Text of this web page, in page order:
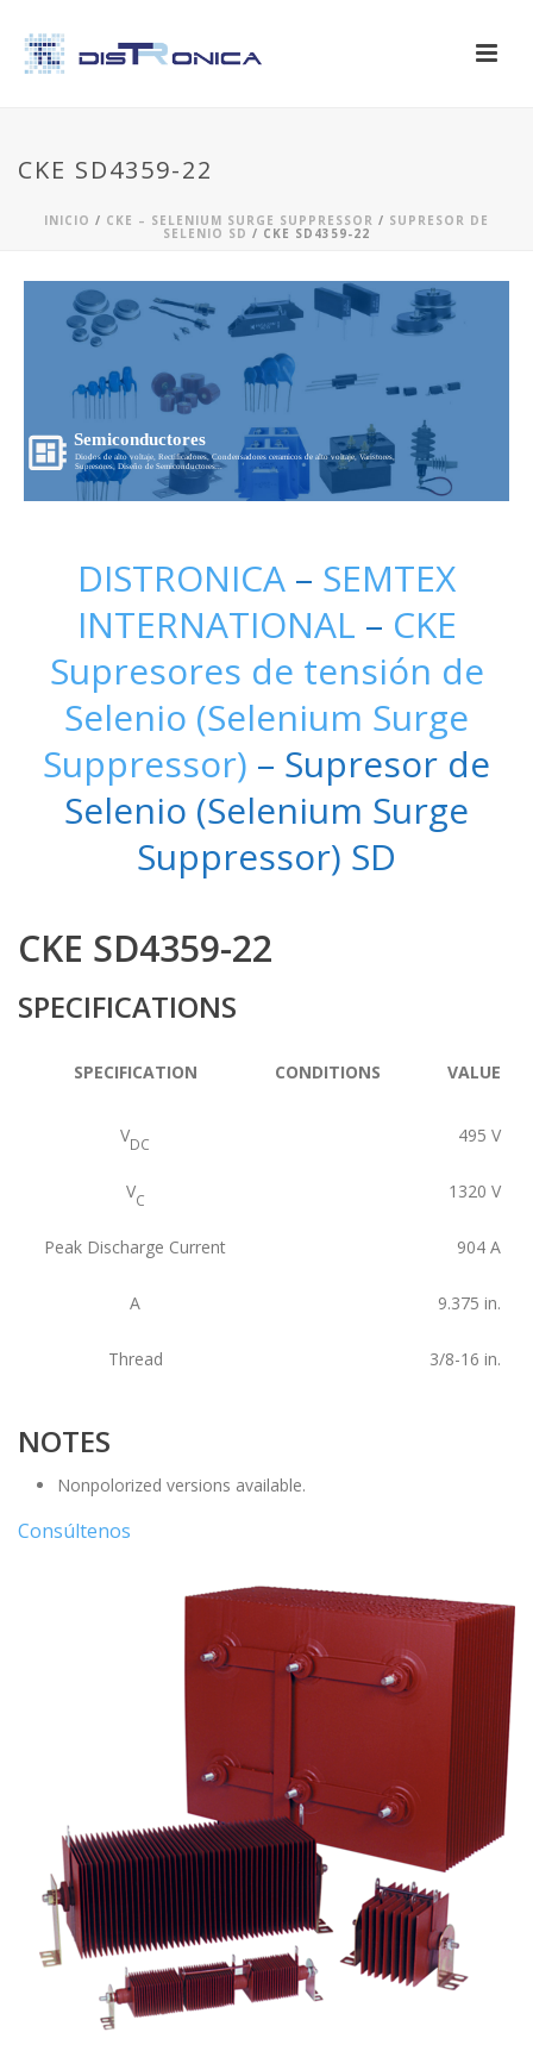
CKE SD4359-22
INICIO / CKE – SELENIUM SURGE SUPPRESSOR / SUPRESOR DE
SELENIO SD / CKE SD4359-22
Semiconductores
Diodos de alto voltaje, Rectificadores, Condensadores ceramicos de alto voltaje, Varistores,
Supresores, Diseño de Semiconductores...
DISTRONICA – SEMTEX
INTERNATIONAL – CKE
Supresores de tensión de
Selenio (Selenium Surge
Suppressor) – Supresor de
Selenio (Selenium Surge
Suppressor) SD
CKE SD4359-22
SPECIFICATIONS
SPECIFICATION CONDITIONS VALUE
VDC 495 V
VC 1320 V
Peak Discharge Current 904 A
A 9.375 in.
Thread 3/8-16 in.
NOTES
Nonpolorized versions available.
Consúltenos